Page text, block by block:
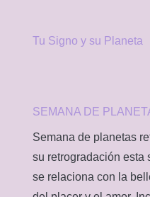
Tu Signo y su Planeta
SEMANA DE
Semana de planetas
su retrogradación esta
se relaciona con la